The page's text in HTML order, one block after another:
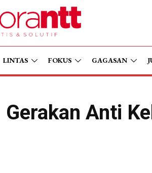
LINTAS FOKUS GAGASAN
Gerakan Anti